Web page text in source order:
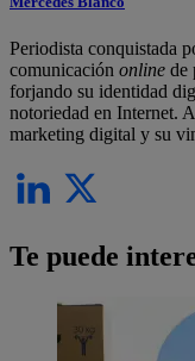
Periodista conquistada
comunicación online de
forjando su identidad
notoriedad en Internet.
marketing digital y su
Te puede